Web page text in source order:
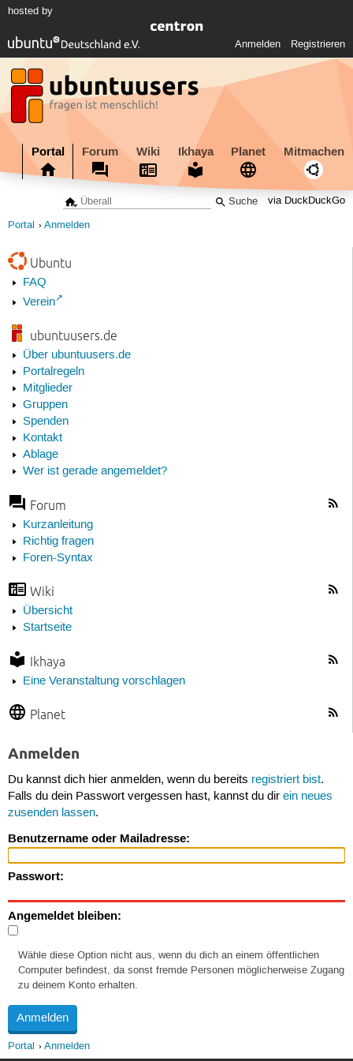
hosted by
Anmelden Registrieren
Portal Forum Wiki Ikhaya Planet Mitmachen
via DuckDuckGo
Portal Anmelden
Ubuntu
FAQ
Verein
ubuntuusers.de
Über ubuntuusers.de
Portalregeln
Mitglieder
Gruppen
Spenden
Kontakt
Ablage
Wer ist gerade angemeldet?
Forum
Kurzanleitung
Richtig fragen
Foren-Syntax
Wiki
Übersicht
Startseite
Ikhaya
Eine Veranstaltung vorschlagen
Planet
Anmelden
Du kannst dich hier anmelden, wenn du bereits registriert bist.
Falls du dein Passwort vergessen hast, kannst du dir ein neues
zusenden lassen.
Benutzername oder Mailadresse:
Passwort:
Angemeldet bleiben:
Wähle diese Option nicht aus, wenn du dich an einem öffentlichen
Computer befindest, da sonst fremde Personen möglicherweise Zugang
zu deinem Konto erhalten.
Portal Anmelden